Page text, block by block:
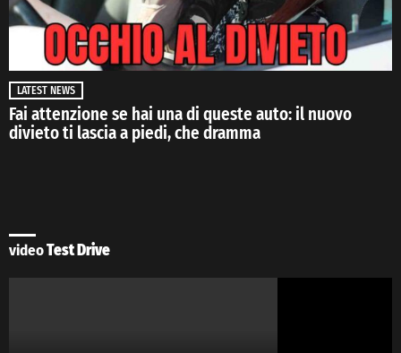
LATEST NEWS
Fai attenzione se hai una di queste auto: il nuovo
divieto ti lascia a piedi, che dramma
videoTest Drive